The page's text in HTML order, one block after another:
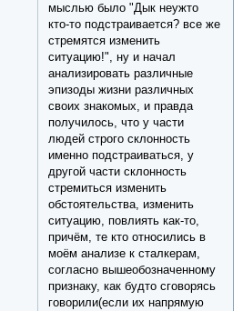
мыслью было "Дык неужто
кто-то подстраивается? все же
стремятся изменить
ситуацию!", ну и начал
анализировать различные
эпизоды жизни различных
своих знакомых, и правда
получилось, что у части
людей строго склонность
именно подстраиваться, у
другой части склонность
стремиться изменить
обстоятельства, изменить
ситуацию, повлиять как-то,
причём, те кто относились в
моём анализе к сталкерам,
согласно вышеобозначенному
признаку, как будто сговорясь
говорили(если их напрямую